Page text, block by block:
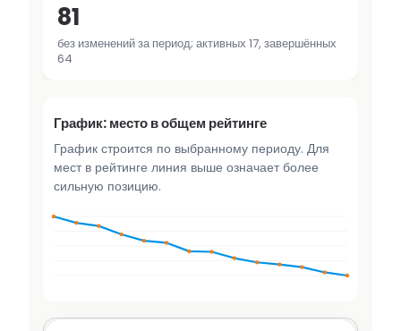
81
без изменений за период; активных 17, завершённых
64
График: место в общем рейтинге
График строится по выбранному периоду. Для
мест в рейтинге линия выше означает более
сильную позицию.